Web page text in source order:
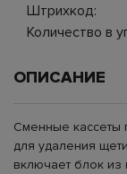
Штрихкод:
Количество в
ОПИСАНИЕ
Сменные кассеты
для удаления
включает блок из